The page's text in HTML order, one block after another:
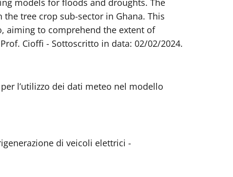
models for floods and droughts. The
tree crop sub-sector in Ghana. This
aiming to comprehend the extent of
Cioffi - Sottoscritto in data: 02/02/2024.
l’utilizzo dei dati meteo nel modello
di veicoli elettrici -